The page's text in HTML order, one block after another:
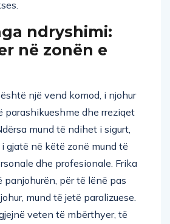
ndryshimi:
në zonën e
një vend komod, i njohur
parashikueshme dhe rreziqet
mund të ndihet i sigurt,
gjatë në këtë zonë mund të
dhe profesionale. Frika
panjohurën, për të lënë pas
mund të jetë paralizuese.
veten të mbërthyer, të